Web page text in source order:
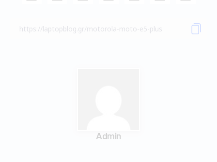
Admin